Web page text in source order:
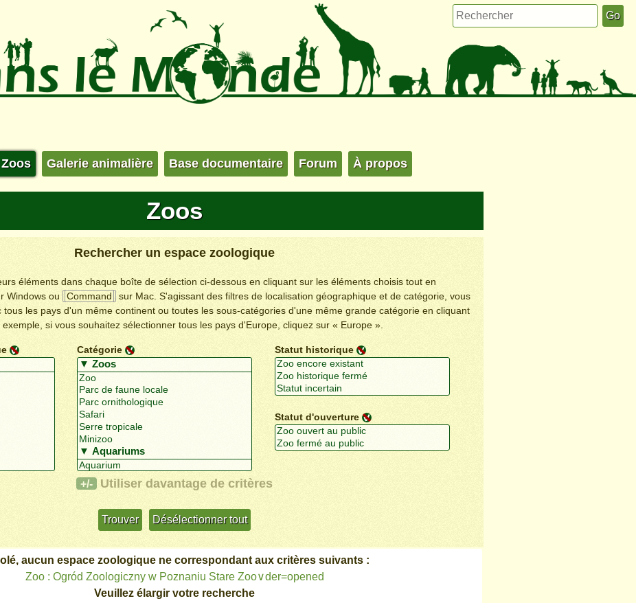
Zoos Galerie animalière Base documentaire Forum À propos
Zoos
Rechercher un espace zoologique
éléments dans chaque boîte de sélection ci-dessous en cliquant sur les éléments choisis tout en
Windows ou Command
sur Mac. S'agissant des filtres de localisation géographique et de catégorie, vous
tous les pays d'un même continent ou toutes les sous-catégories d'une même grande catégorie en cliquant
si vous souhaitez sélectionner tous les pays d'Europe, cliquez sur « Europe ».
Catégorie Statut historique
Statut d'ouverture
+/- Utiliser davantage de critères
aucun espace zoologique ne correspondant aux critères suivants :
Zoo : Ogród Zoologiczny w Poznaniu Stare Zoo∨der=opened
Veuillez élargir votre recherche